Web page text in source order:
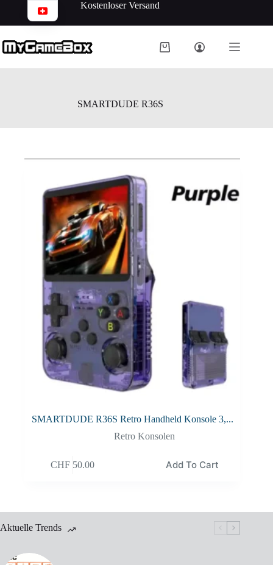
Kostenloser Versand
SMARTDUDE R36S
SMARTDUDE R36S Retro Handheld Konsole 3,...
Retro Konsolen
CHF50.00 Add To Cart
Aktuelle Trends